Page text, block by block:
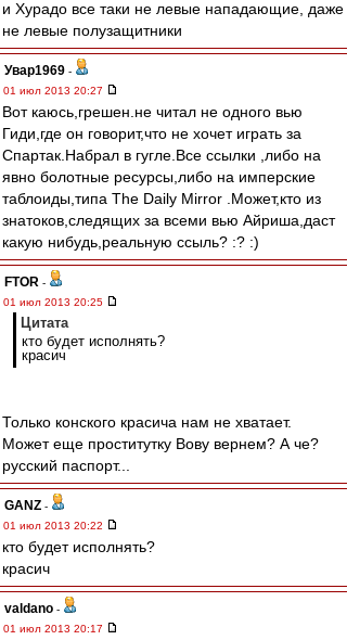
и Хурадо все таки не левые нападающие, даже
не левые полузащитники
Увар1969 -
01 июл 2013 20:27
Вот каюсь,грешен.не читал не одного вью
Гиди,где он говорит,что не хочет играть за
Спартак.Набрал в гугле.Все ссылки ,либо на
явно болотные ресурсы,либо на имперские
таблоиды,типа The Daily Mirror .Может,кто из
знатоков,следящих за всеми вью Айриша,даст
какую нибудь,реальную ссыль? :? :)
FTOR -
01 июл 2013 20:25
Цитата
кто будет исполнять?
красич
Только конского красича нам не хватает.
Может еще проститутку Вову вернем? А че?
русский паспорт...
GANZ -
01 июл 2013 20:22
кто будет исполнять?
красич
valdano -
01 июл 2013 20:17